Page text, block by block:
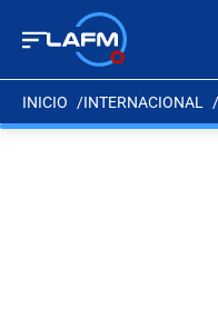
INICIO INTERNACIONAL